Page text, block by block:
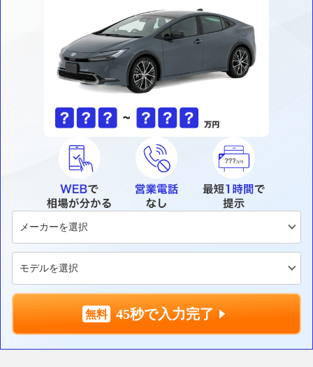
45秒で入力完了